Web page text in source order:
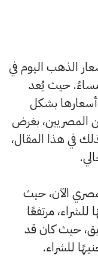
الذهب اليوم في
19 مايو الساعة 2:10 مساءً. حيث يُعد
أسعارها بشكل
المصريين، بغرض
في هذا المقال،
المصري الآن، حيث
للبيع و7795 جنيهًا للشراء، مرتفعًا
حيث كان قد